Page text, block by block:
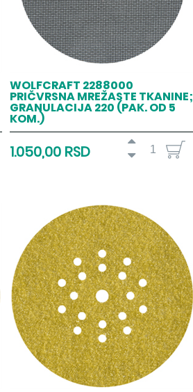
WOLFCRAFT 2288000
PRIČVRSNA MREŽASTE TKANINE;
GRANULACIJA 220 (PAK. OD 5
KOM.)
1.050,00 RSD